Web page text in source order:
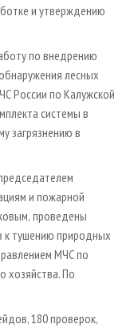
и утверждению
по внедрению
лесных
России по Калужской
системы в
загрязнению в
и пожарной
проведены
к тушению природных
МЧС по
хозяйства. По
180 проверок,